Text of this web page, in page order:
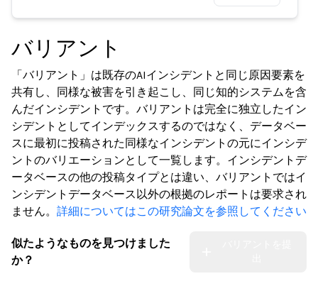
バリアント
「バリアント」は既存のAIインシデントと同じ原因要素を
共有し、同様な被害を引き起こし、同じ知的システムを含
んだインシデントです。バリアントは完全に独立したイン
シデントとしてインデックスするのではなく、データベー
スに最初に投稿された同様なインシデントの元にインシデ
ントのバリエーションとして一覧します。インシデントデ
ータベースの他の投稿タイプとは違い、バリアントではイ
ンシデントデータベース以外の根拠のレポートは要求され
ません。 詳細についてはこの研究論文を参照してください
似たようなものを見つけました
か？